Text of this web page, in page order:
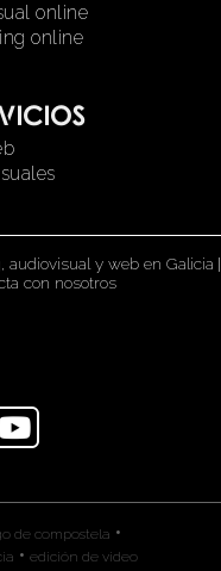
online
online
y web en Galicia |
con nosotros
de compostela •
• edición de video